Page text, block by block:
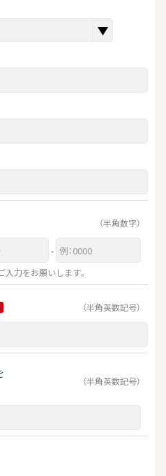
（半角数字）
-
力をお願いします。
（半角英数記号）
（半角英数記号）